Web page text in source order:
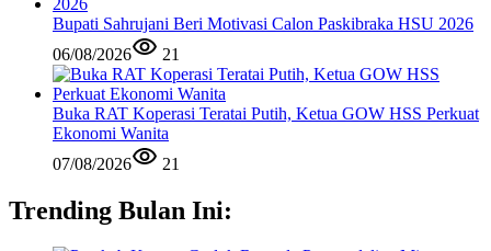
Bupati Sahrujani Beri Motivasi Calon Paskibraka HSU 2026
06/08/2026
21
Buka RAT Koperasi Teratai Putih, Ketua GOW HSS Perkuat
Ekonomi Wanita
07/08/2026
21
Trending Bulan Ini: